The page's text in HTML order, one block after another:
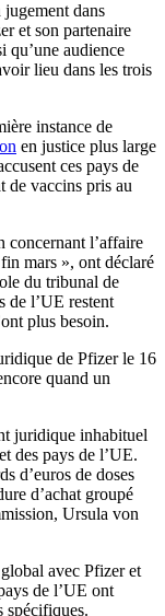
dans
et son partenaire
qu’une audience
lieu dans les trois
instance de
en justice plus large
ces pays de
de vaccins pris au
concernant l’affaire
mars », ont déclaré
du tribunal de
de l’UE restent
plus besoin.
de Pfizer le 16
quand un
juridique inhabituel
des pays de l’UE.
d’euros de doses
d’achat groupé
Ursula von
avec Pfizer et
de l’UE ont
spécifiques.